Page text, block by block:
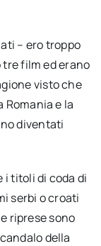
– ero troppo
film ed erano
visto che
Romania e la
diventati
titoli di coda di
serbi o croati
riprese sono
della